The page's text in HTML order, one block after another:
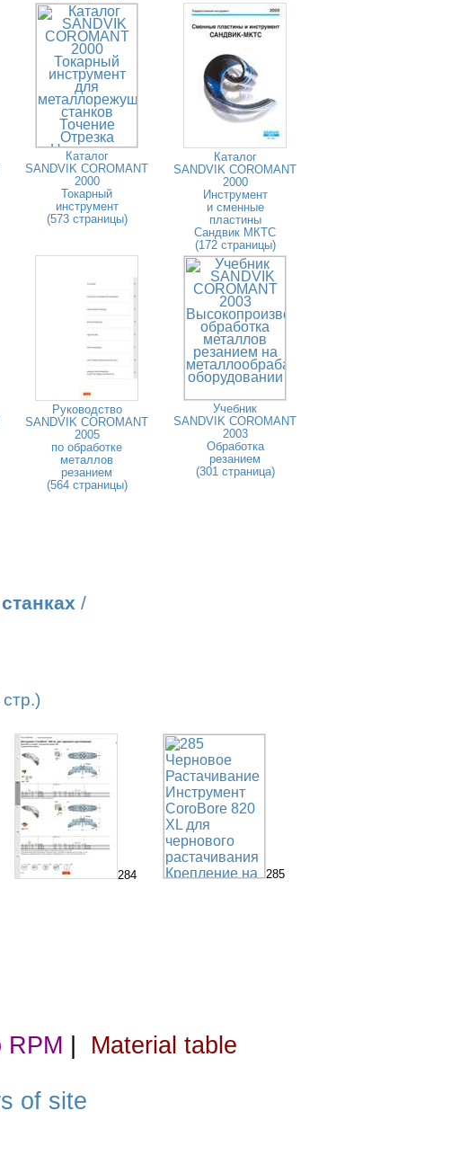
Каталог
SANDVIK COROMANT
2000
Токарный
инструмент
(573 страницы)
Каталог
SANDVIK COROMANT
2000
Инструмент
и сменные
пластины
Сандвик МКТС
(172 страницы)
Руководство
SANDVIK COROMANT
2005
по обработке
металлов
резанием
(564 страницы)
Учебник
SANDVIK COROMANT
2003
Обработка
резанием
(301 страница)
/
284 285
RPM Material table
of site